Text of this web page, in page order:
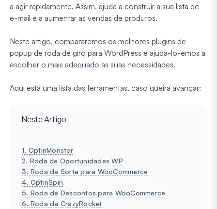
a agir rapidamente. Assim, ajuda a construir a sua lista de
e-mail e a aumentar as vendas de produtos.
Neste artigo, compararemos os melhores plugins de
popup de roda de giro para WordPress e ajudá-lo-emos a
escolher o mais adequado às suas necessidades.
Aqui está uma lista das ferramentas, caso queira avançar:
Neste Artigo
1. OptinMonster
2. Roda de Oportunidades WP
3. Roda da Sorte para WooCommerce
4. OptinSpin
5. Roda de Descontos para WooCommerce
6. Roda da CrazyRocket